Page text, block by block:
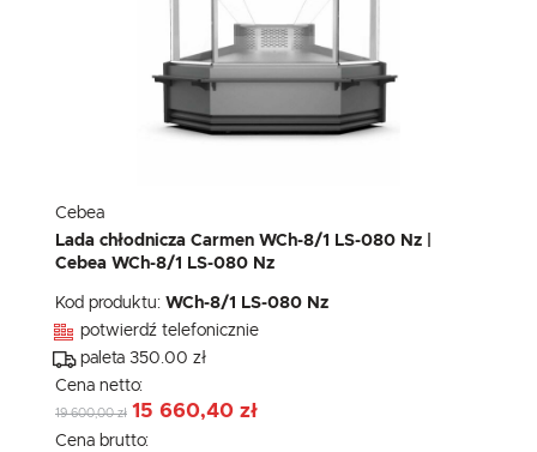
Cebea
Lada chłodnicza Carmen WCh-8/1 LS-080 Nz |
Cebea WCh-8/1 LS-080 Nz
Kod produktu: WCh-8/1 LS-080 Nz
potwierdź telefonicznie
paleta 350.00 zł
Cena netto:
19 600,00 zł 15 660,40 zł
Cena brutto: